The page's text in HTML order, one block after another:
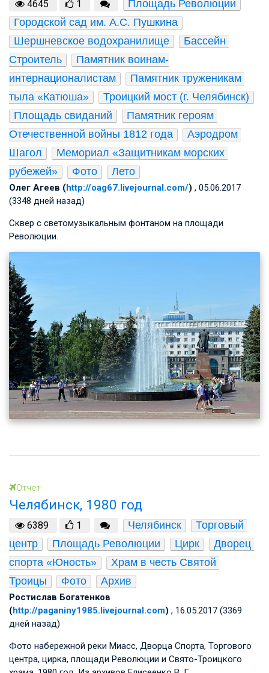
4645 1
Площадь Революции
Городской сад им. А.С. Пушкина
Шершневское водохранилище
Бассейн
Строитель
Памятник воинам-
интернационалистам
Памятник труженикам
тыла «Катюша»
Троицкий мост (г. Челябинск)
Площадь свиданий
Памятник героям
Отечественной войны 1812 года
Аэродром
Шагол
Мемориал «Защитникам морских
рубежей»
Фото Лето
Олег Агеев (http://oag67.livejournal.com/) , 05.06.2017
(3348 дней назад)
Сквер с светомузыкальным фонтаном на площади
Революции.
Отчет
Челябинск, 1980 год
6389 1 Челябинск
Торговый
центр
Площадь Революции Цирк
Дворец
спорта «Юность»
Храм в честь Святой
Троицы
Фото Архив
Ростислав Богатенков
(http://paganiny1985.livejournal.com) , 16.05.2017 (3369
дней назад)
Фото набережной реки Миасс, Дворца Спорта, Торгового
центра, цирка, площади Революции и Свято-Троицкого